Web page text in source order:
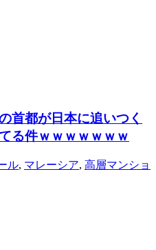
首都が日本に追いつく
る件ｗｗｗｗｗｗｗ
ル, マレーシア, 高層マンショ